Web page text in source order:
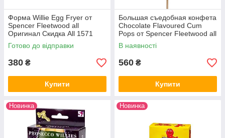
Форма Willie Egg Fryer от
Spencer Fleetwood all
Оригинал Скидка All 1571
Готово до відправки
380 ₴
Купити
Большая съедобная конфета
Chocolate Flavoured Cum
Pops от Spencer Fleetwood all
Оригинал Скидка All 1567
В наявності
560 ₴
Купити
Новинка Новинка